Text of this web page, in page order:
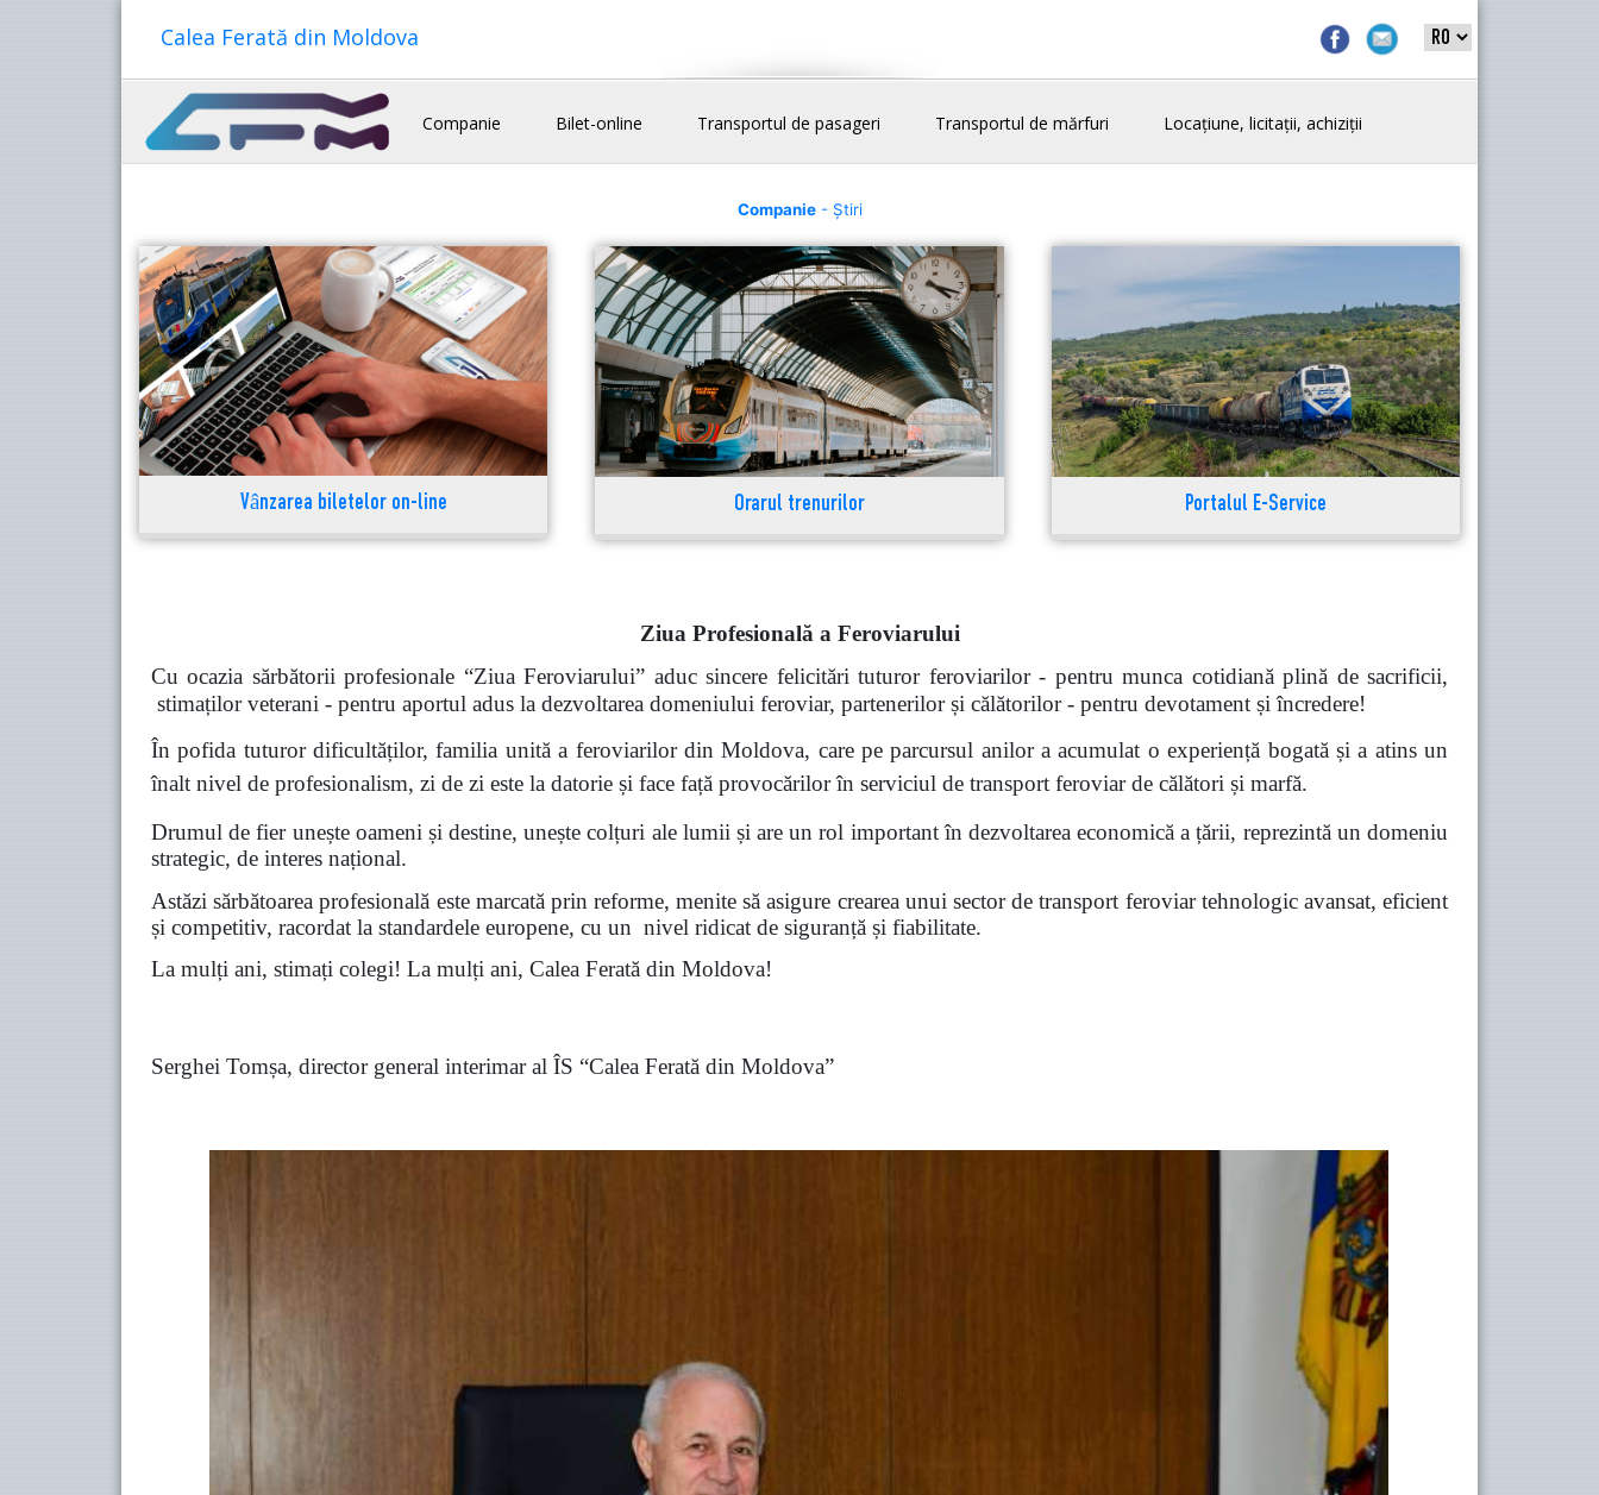
Calea Ferată din Moldova
Companie Bilet-online Transportul de pasageri Transportul de mărfuri Locațiune, licitații, achiziții
Companie- Știri
Vânzarea biletelor on-line Orarul trenurilor Portalul E-Service
Ziua Profesională a Feroviarului
Cu ocazia sărbătorii profesionale “Ziua Feroviarului” aduc sincere felicitări tuturor feroviarilor - pentru munca cotidiană plină de sacrificii,
stimaților veterani - pentru aportul adus la dezvoltarea domeniului feroviar, partenerilor și călătorilor - pentru devotament și încredere!
În pofida tuturor dificultăților, familia unită a feroviarilor din Moldova, care pe parcursul anilor a acumulat o experiență bogată și a atins un
înalt nivel de profesionalism, zi de zi este la datorie și face față provocărilor în serviciul de transport feroviar de călători și marfă.
Drumul de fier unește oameni și destine, unește colțuri ale lumii și are un rol important în dezvoltarea economică a țării, reprezintă un domeniu
strategic, de interes național.
Astăzi sărbătoarea profesională este marcată prin reforme, menite să asigure crearea unui sector de transport feroviar tehnologic avansat, eficient
și competitiv, racordat la standardele europene, cu un nivel ridicat de siguranță și fiabilitate.
La mulți ani, stimați colegi! La mulți ani, Calea Ferată din Moldova!
Serghei Tomșa, director general interimar al ÎS “Calea Ferată din Moldova”